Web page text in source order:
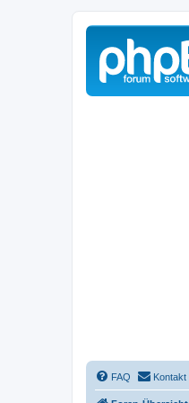
FAQ Kontakt